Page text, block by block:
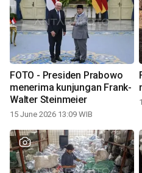
FOTO - Presiden Prabowo
menerima kunjungan Frank-
Walter Steinmeier
15 June 2026 13:09 WIB